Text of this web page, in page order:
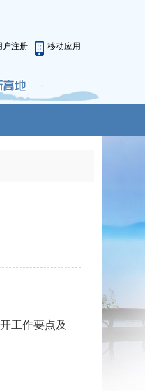
户注册 移动应用
工作要点及